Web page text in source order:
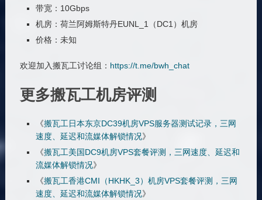
带宽：10Gbps
机房：荷兰阿姆斯特丹EUNL_1（DC1）机房
价格：未知
欢迎加入搬瓦工讨论组： https://t.me/bwh_chat
更多搬瓦工机房评测
《搬瓦工日本东京DC39机房VPS服务器测试记录，三网
速度、延迟和流媒体解锁情况》
《搬瓦工美国DC9机房VPS套餐评测，三网速度、延迟和
流媒体解锁情况》
《搬瓦工香港CMI（HKHK_3）机房VPS套餐评测，三网
速度、延迟和流媒体解锁情况》